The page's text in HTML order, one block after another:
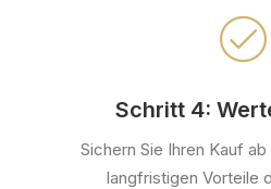
Schritt 4:
Sichern Sie Ihren Kauf
langfristigen Vorteile